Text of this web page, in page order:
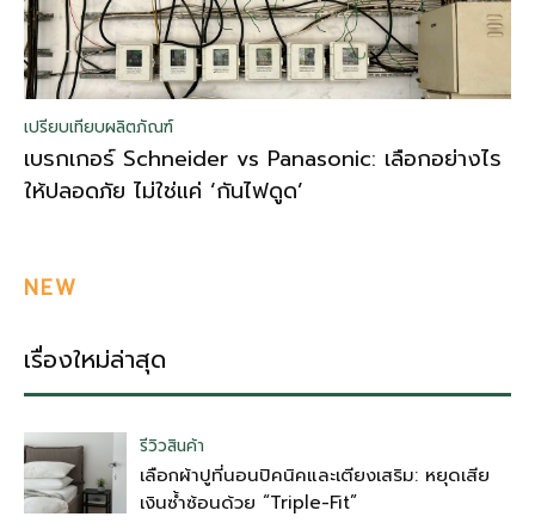
เปรียบเทียบผลิตภัณฑ์
เบรกเกอร์ Schneider vs Panasonic: เลือกอย่างไร
ให้ปลอดภัย ไม่ใช่แค่ ‘กันไฟดูด’
NEW
เรื่องใหม่ล่าสุด
รีวิวสินค้า
เลือกผ้าปูที่นอนปิคนิคและเตียงเสริม: หยุดเสีย
เงินซ้ำซ้อนด้วย “Triple-Fit”